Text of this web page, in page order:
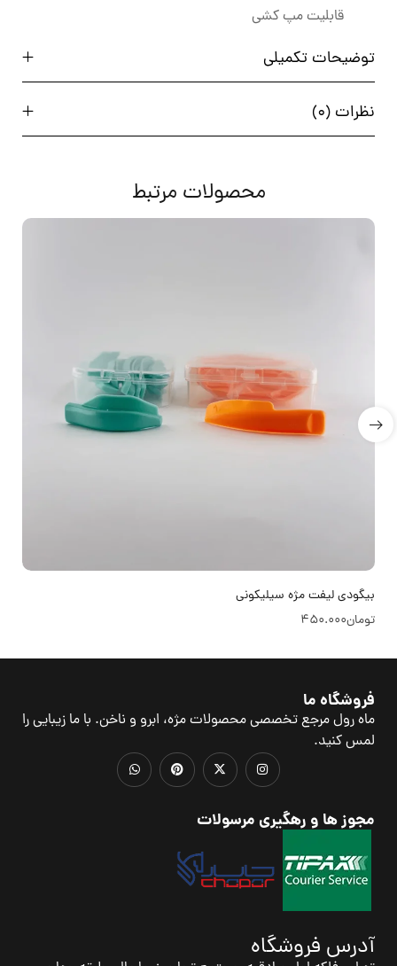
قابلیت مپ کشی
توضیحات تکمیلی
نظرات (0)
محصولات مرتبط
بیگودی لیفت مژه سیلیکونی
تومان450.000
فروشگاه ما
ماه رول مرجع تخصصی محصولات مژه، ابرو و ناخن. با ما زیبایی را
لمس کنید.
مجوز ها و رهگیری مرسولات
آدرس فروشگاه